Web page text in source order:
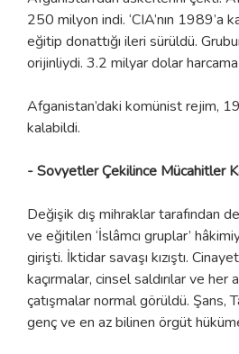
250 milyon indi. ‘CIA’nın 1989’a
eğitip donattığı ileri sürüldü.
orijinliydi. 3.2 milyar dolar harcama
Afganistan’daki komünist rejim,
kalabildi.
- Sovyetler Çekilince Mücahitler
Değişik dış mihraklar tarafından
ve eğitilen ‘İslâmcı gruplar’
girişti. İktidar savaşı kızıştı.
kaçırmalar, cinsel saldırılar ve her
çatışmalar normal görüldü. Şans,
genç ve en az bilinen örgüt